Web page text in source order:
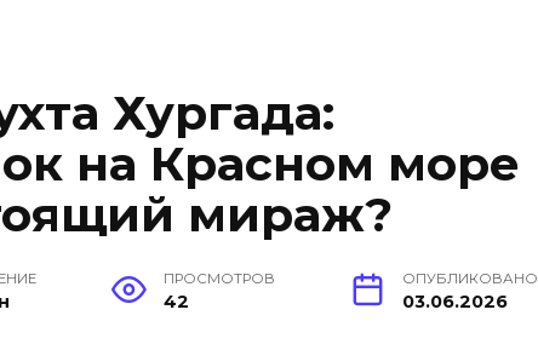
Хургада:
на Красном море
мираж?
ПРОСМОТРОВ
42
ОПУБЛИКОВАНО
03.06.2026